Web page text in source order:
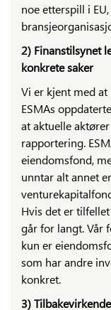
noe etterspill i
2) Finanstilsynet
konkrete saker
Vi er kjent med
ESMAs
at aktuelle
rapportering.
eiendomsfond,
unntar alt annet
Hvis det er
går for langt. Vår
kun er
som har andre
konkret.
3)